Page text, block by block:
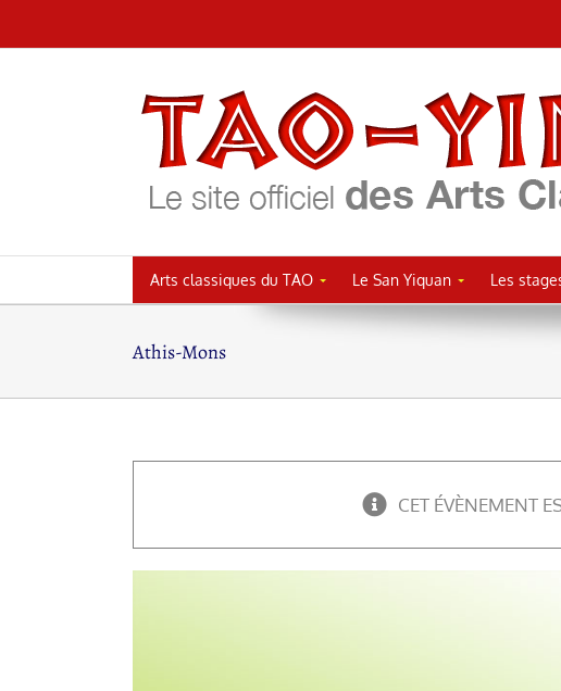
au
Arts classiques du TAO Le San Yiquan Les
Athis-Mons
CET ÉVÈNEMENT